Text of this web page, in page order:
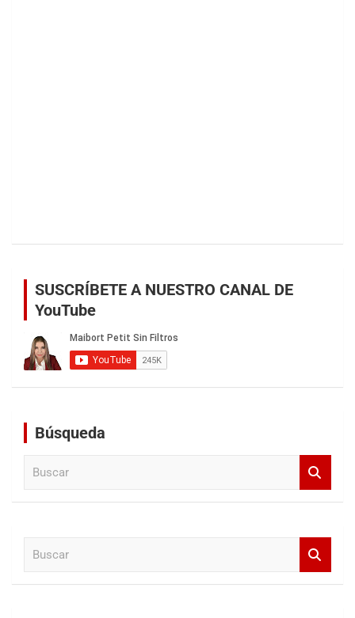
SUSCRÍBETE A NUESTRO CANAL DE
YouTube
Búsqueda